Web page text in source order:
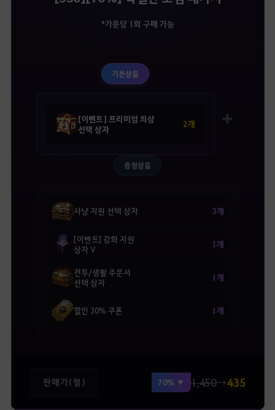
*가문당 1회 구매 가능
기본상품
[이벤트] 프리미엄 의상
선택 상자
2개 ➕
증정상품
사냥 지원 선택 상자 3개
[이벤트] 강화 지원
상자 V
1개
전투/생활 주문서
선택 상자
1개
할인 30% 쿠폰 1개
판매가(펄) 70% ▼ 1,450→435